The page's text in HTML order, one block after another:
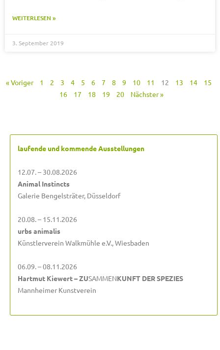
WEITERLESEN »
3. September 2019
« Voriger 1 2 3 4 5 6 7 8 9 10 11 12 13 14
15
16
17 18 19 20 Nächster »
laufende und kommende Ausstellungen
12.07. – 30.08.2026
Animal Instincts
Galerie Bengelsträter, Düsseldorf
20.08. – 15.11.2026
urbs animalis
Künstlerverein Walkmühle e.V., Wiesbaden
06.09. – 08.11.2026
Hartmut Kiewert – ZUSAMMENKUNFT DER SPEZIES
Mannheimer Kunstverein